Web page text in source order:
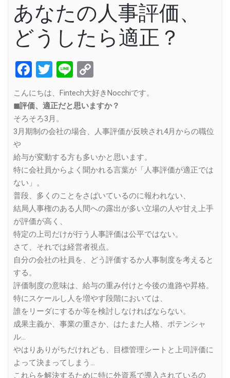
あなたの人事評価、
どうしたら適正？
Facebook
Twitter
Line
Link
こんにちは、Fintech大好きNocchiです。
◼︎評価、適正だと思いますか？
そろそろ3月。
3月期制の会社の場合、人事評価が反映され4月からの職位
や
給与が変動する方も多いかと思います。
特に会社員からよく聞かれる言葉が「人事評価が適正では
ない」。
普段、多くのことをさばいているのに報われない、
結局人事権のある人間への露出が多い立場の人や甘え上手
が評価が高く、
特定の上司だけが行う人事評価は公平ではない。
さて、それでは経営者視点。
自分の会社の社員を、どう評価するか人事制度を考えると
する。
評価制度の意味は、給与の重み付けと今後の進路や昇格。
特にスケールし人を増やす段階においては、
誰をリーダにするか等を検討しなければならない。
成果主義か、事業の重さか、はたまた人格、ポテンシャ
ル…
やはりありがちだけれども、目標管理シートと上司評価に
よって決まってしまう…
これらを解決するために特に外資系で導入されているの